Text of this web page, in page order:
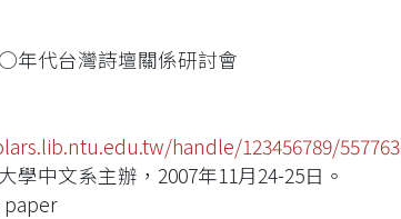
年代台灣詩壇關係研討會
handle/123456789/557763
學中文系主辦，2007年11月24-25日。